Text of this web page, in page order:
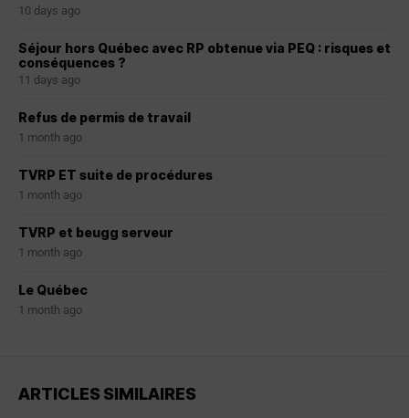
10 days ago
Séjour hors Québec avec RP obtenue via PEQ : risques et
conséquences ?
11 days ago
Refus de permis de travail
1 month ago
TVRP ET suite de procédures
1 month ago
TVRP et beugg serveur
1 month ago
Le Québec
1 month ago
ARTICLES SIMILAIRES